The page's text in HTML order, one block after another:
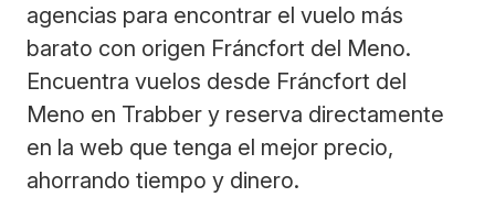
agencias para encontrar el vuelo más
barato con origen Fráncfort del Meno.
Encuentra vuelos desde Fráncfort del
Meno en Trabber y reserva directamente
en la web que tenga el mejor precio,
ahorrando tiempo y dinero.